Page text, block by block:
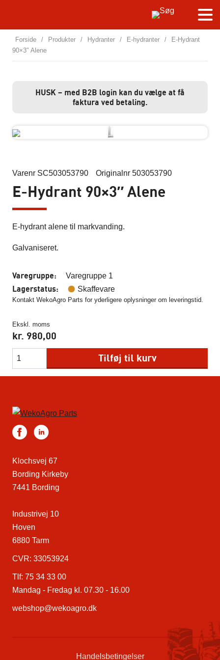
Forside / Produkter / Hydranter / E-hydranter /
E-Hydrant
90×3″ Alene
HUSK – med B2B login kan du vælge at få
faktura ved betaling.
Varenr SC503053790 Originalnr 503053790
E-Hydrant 90×3″ Alene
E-hydrant alene til markvanding.
Galvaniseret.
Varegruppe: Varegruppe 1
Lagerstatus: Skaffevare
Kontakt WekoAgro Parts for yderligere oplysninger om leveringstid.
Ekskl. moms
kr. 980,00
Tilføj til kurv
Klochsvej 67
Bording Kirkeby
7441 Bording
Industrivej 10
Hoven
6880 Tarm
CVR: 33053924
Tlf: 75 34 33 00
Mandag - Fredag kl. 07.30 - 16.00
webshop@wekoagro.dk
Handelsbetingelser